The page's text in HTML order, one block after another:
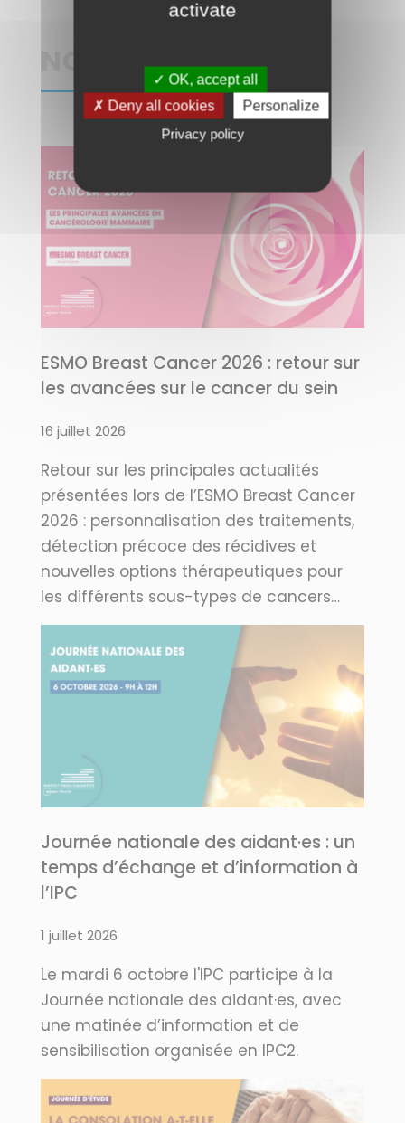
NOS ACTUALITÉS
ESMO Breast Cancer 2026 : retour sur
les avancées sur le cancer du sein
16 juillet 2026
Retour sur les principales actualités
présentées lors de l’ESMO Breast Cancer
2026 : personnalisation des traitements,
détection précoce des récidives et
nouvelles options thérapeutiques pour
les différents sous-types de cancers…
Journée nationale des aidant·es : un
temps d’échange et d’information à
l’IPC
1 juillet 2026
Le mardi 6 octobre l'IPC participe à la
Journée nationale des aidant·es, avec
une matinée d’information et de
sensibilisation organisée en IPC2.
activate
✓ OK, accept all
✗ Deny all cookies
Personalize
Privacy policy